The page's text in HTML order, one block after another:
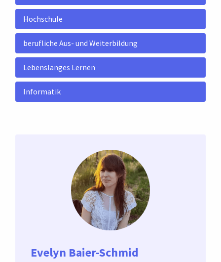
Hochschule
berufliche Aus- und Weiterbildung
Lebenslanges Lernen
Informatik
Evelyn Baier-Schmid